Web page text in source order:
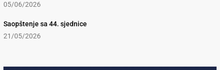
05/06/2026
Saopštenje sa 44. sjednice
21/05/2026